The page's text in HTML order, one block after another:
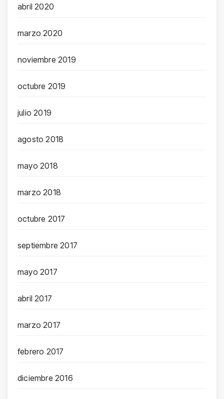
abril 2020
marzo 2020
noviembre 2019
octubre 2019
julio 2019
agosto 2018
mayo 2018
marzo 2018
octubre 2017
septiembre 2017
mayo 2017
abril 2017
marzo 2017
febrero 2017
diciembre 2016